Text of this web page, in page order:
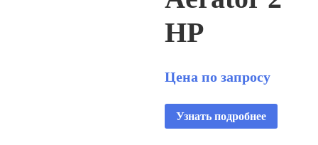
HP
Цена по запросу
Узнать подробнее